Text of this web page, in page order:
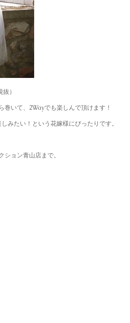
）
いて、2Wayでも楽しんで頂けます！
みたい！という花嫁様にぴったりです。
ョン青山店まで。